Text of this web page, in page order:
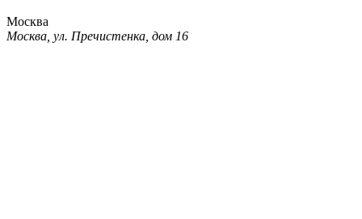
Москва
Москва, ул. Пречистенка, дом 16